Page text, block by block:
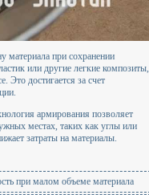
материала при сохранении
или другие легкие композиты,
Это достигается за счет
армирования позволяет
местах, таких как углы или
затраты на материалы.
при малом объеме материала